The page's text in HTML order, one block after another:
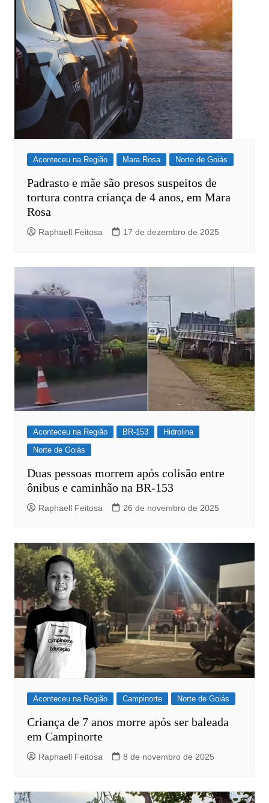
Aconteceu na Região Mara Rosa Norte de Goiás
Padrasto e mãe são presos suspeitos de
tortura contra criança de 4 anos, em Mara
Rosa
Raphaell Feitosa 17 de dezembro de 2025
Aconteceu na Região BR-153
Hidrolina
Norte de Goiás
Duas pessoas morrem após colisão entre
ônibus e caminhão na BR-153
Raphaell Feitosa 26 de novembro de 2025
Aconteceu na Região Campinorte Norte de Goiás
Criança de 7 anos morre após ser baleada
em Campinorte
Raphaell Feitosa 8 de novembro de 2025